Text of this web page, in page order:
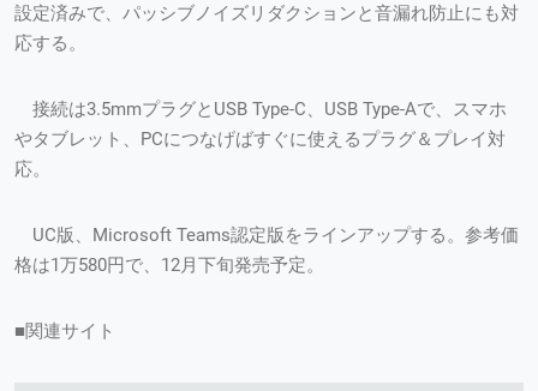
設定済みで、パッシブノイズリダクションと音漏れ防止にも対
応する。
接続は3.5mmプラグとUSB Type-C、USB Type-Aで、スマホ
やタブレット、PCにつなげばすぐに使えるプラグ＆プレイ対
応。
UC版、Microsoft Teams認定版をラインアップする。参考価
格は1万580円で、12月下旬発売予定。
■関連サイト